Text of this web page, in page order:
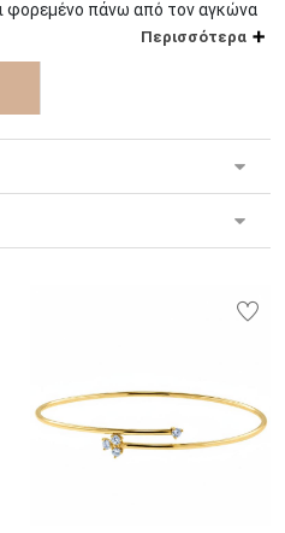
φορεμένο πάνω από τον αγκώνα
των στρατιωτών για να
το βραχιόλι που φοριέται στο
και την αγάπη ενώ στο
την εργατικότητα.
αρχαία Ελλάδα είτε περίτεχνο
πέτρες όπως στην Ασία
διαμαντένια βραχιόλια που
Περισσότερα